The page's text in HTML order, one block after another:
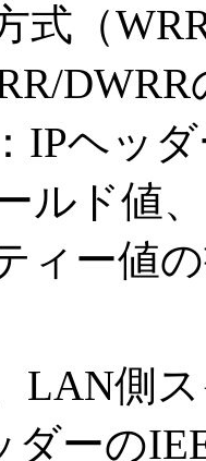
式（
IPヘッダ
ルド値
ィー値
LAN側
ーの